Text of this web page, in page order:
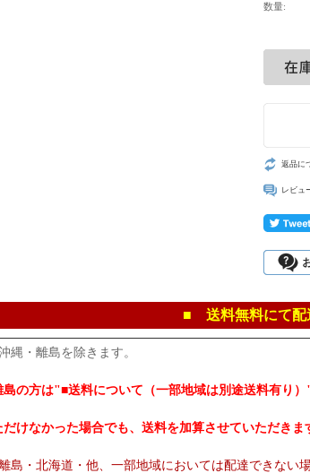
数量:
返品に
レビュ
■ 送料無料にて
縄・離島を除きます。
の方は"■送料について（一部地域は別途送料有り
けなかった場合でも、送料を加算させていただきま
島・北海道・他、一部地域においては配達できない